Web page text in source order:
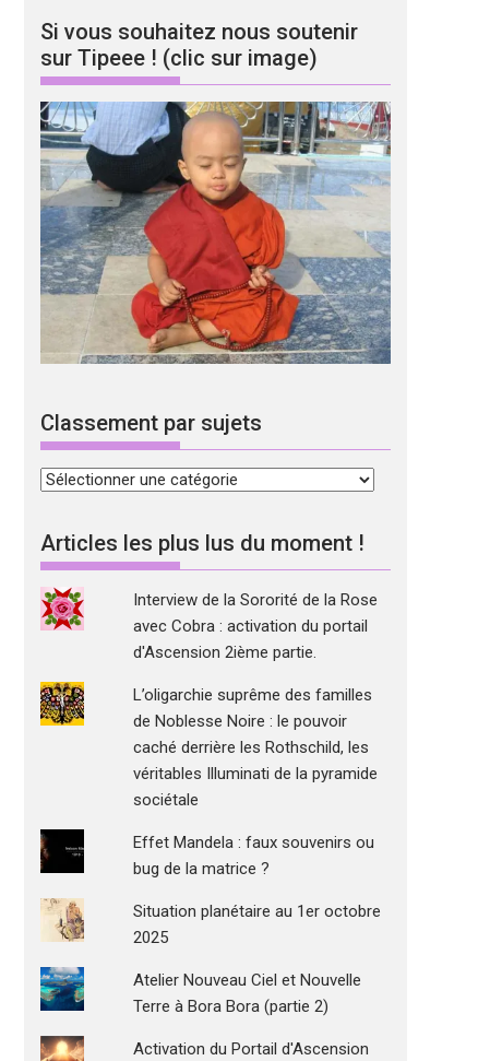
Si vous souhaitez nous soutenir
sur Tipeee ! (clic sur image)
Classement par sujets
Classement
sujets
Articles les plus lus du moment !
Interview de la Sororité de la Rose
avec Cobra : activation du portail
d'Ascension 2ième partie.
L’oligarchie suprême des familles
de Noblesse Noire : le pouvoir
caché derrière les Rothschild, les
véritables Illuminati de la pyramide
sociétale
Effet Mandela : faux souvenirs ou
bug de la matrice ?
Situation planétaire au 1er octobre
2025
Atelier Nouveau Ciel et Nouvelle
Terre à Bora Bora (partie 2)
Activation du Portail d'Ascension